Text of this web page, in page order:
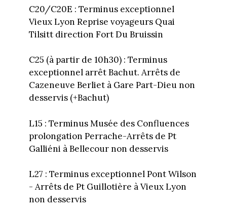
C20/C20E : Terminus exceptionnel
Vieux Lyon Reprise voyageurs Quai
Tilsitt direction Fort Du Bruissin
C25 (à partir de 10h30) : Terminus
exceptionnel arrêt Bachut. Arrêts de
Cazeneuve Berliet à Gare Part-Dieu non
desservis (+Bachut)
L15 : Terminus Musée des Confluences
prolongation Perrache-Arrêts de Pt
Galliéni à Bellecour non desservis
L27 : Terminus exceptionnel Pont Wilson
- Arrêts de Pt Guillotière à Vieux Lyon
non desservis